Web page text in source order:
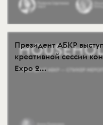
Президент АБКР
креативной сессии
Expo 2...